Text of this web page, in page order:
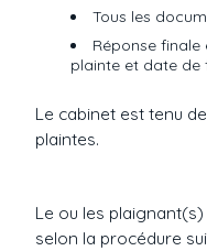
Tous les
Réponse
plainte et date de
Le cabinet est tenu
plaintes.
Le ou les
selon la procédure